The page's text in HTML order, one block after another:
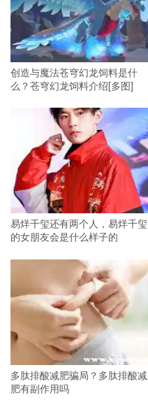
创造与魔法苍穹幻龙饲料是什
么？苍穹幻龙饲料介绍[多图]
易烊千玺还有两个人，易烊千玺
的女朋友会是什么样子的
多肽排酸减肥骗局？多肽排酸减
肥有副作用吗